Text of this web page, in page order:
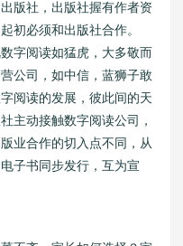
版社，出版社握有作者资
初必须和出版社合作。
字阅读如猛虎，大多敬而
公司，如中信，蓝狮子敢
阅读的发展，彼此间的天
主动接触数字阅读公司，
业合作的切入点不同，从
子书同步发行，互为宣